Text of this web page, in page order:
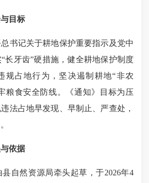
目标
记关于耕地保护重要指示及党中
长牙齿”硬措施，健全耕地保护制度
规占地行为，坚决遏制耕地“非农
粮食安全防线。《通知》目标为压
法占地早发现、早制止、严查处，
依据
然资源局牵头起草，于2026年4